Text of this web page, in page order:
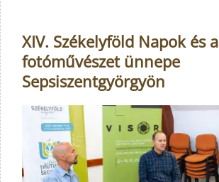
XIV. Székelyföld Napok és a
fotóművészet ünnepe
Sepsiszentgyörgyön